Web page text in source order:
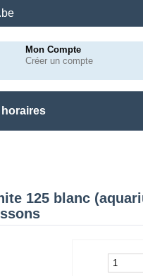
Mon Compte
Créer un compte
horaires
125 blanc